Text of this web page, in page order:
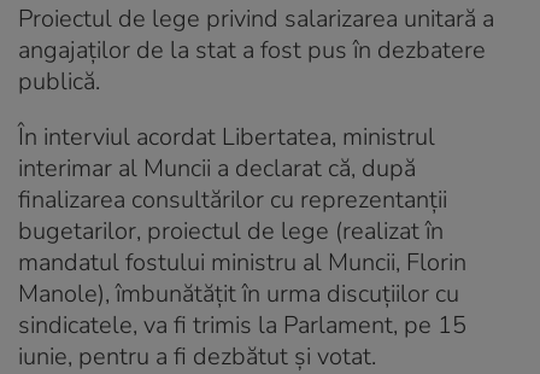
Proiectul de lege privind salarizarea unitară a
angajaților de la stat a fost pus în dezbatere
publică.
În interviul acordat Libertatea, ministrul
interimar al Muncii a declarat că, după
finalizarea consultărilor cu reprezentanții
bugetarilor, proiectul de lege (realizat în
mandatul fostului ministru al Muncii, Florin
Manole), îmbunătățit în urma discuțiilor cu
sindicatele, va fi trimis la Parlament, pe 15
iunie, pentru a fi dezbătut și votat.